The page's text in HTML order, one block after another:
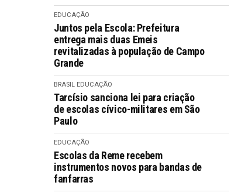
EDUCAÇÃO
Juntos pela Escola: Prefeitura
entrega mais duas Emeis
revitalizadas à população de Campo
Grande
BRASIL EDUCAÇÃO
Tarcísio sanciona lei para criação
de escolas cívico-militares em São
Paulo
EDUCAÇÃO
Escolas da Reme recebem
instrumentos novos para bandas de
fanfarras